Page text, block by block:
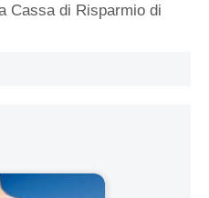
Cassa di Risparmio di